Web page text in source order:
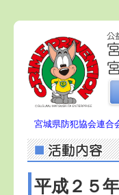
宮城県防犯協会連合
平成２５